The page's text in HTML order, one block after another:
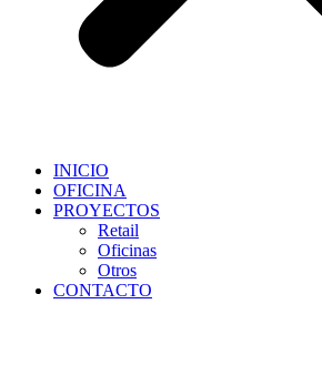
INICIO
OFICINA
PROYECTOS
Retail
Oficinas
Otros
CONTACTO